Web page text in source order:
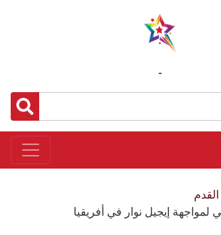
-
لمواجهة إيجيل نوار في أفريقيا